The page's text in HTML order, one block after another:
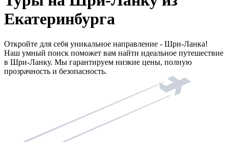
Екатеринбурга
Откройте для себя уникальное направление - Шри-Ланка!
Наш умный поиск поможет вам найти идеальное путешествие
в Шри-Ланку. Мы гарантируем низкие цены, полную
прозрачность и безопасность.